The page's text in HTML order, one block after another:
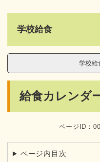
学校給食
学校給
給食カレンダ
ページID：
ページ内目次